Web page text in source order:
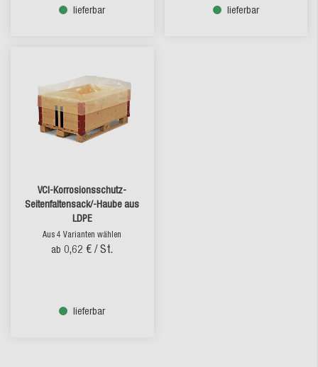
lieferbar lieferbar
VCI-Korrosionsschutz-
Seitenfaltensack/-Haube aus
LDPE
Aus 4 Varianten wählen
ab 0,62 € / St.
lieferbar